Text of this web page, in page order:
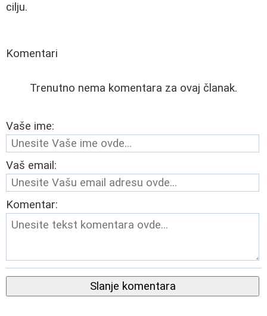
cilju.
Komentari
Trenutno nema komentara za ovaj članak.
Vaše ime:
Vaš email:
Komentar:
Slanje komentara